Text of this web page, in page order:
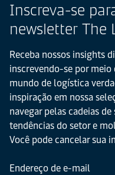
Inscreva-se
newsletter The
Receba nossos insights
inscrevendo-se por
mundo de logística
inspiração em nossa
navegar pelas cadeias
tendências do setor e
Você pode cancelar sua
Endereço de e-mail